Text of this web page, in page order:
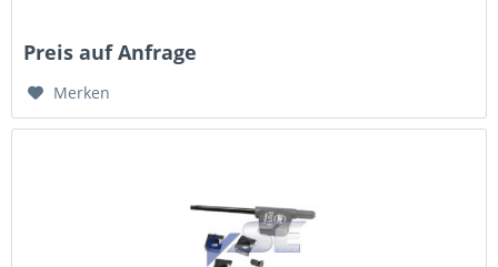
Preis auf Anfrage
Merken